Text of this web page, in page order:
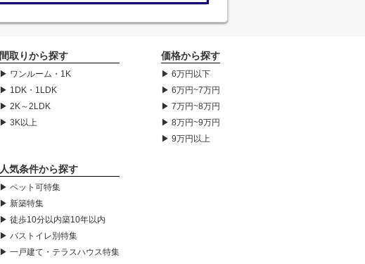
間取りから探す
▶ ワンルーム・1K
▶ 1DK・1LDK
▶ 2K～2LDK
▶ 3K以上
人気条件から探す
▶ ペット可特集
▶ 新築特集
▶ 徒歩10分以内築10年以内
▶ バストイレ別特集
▶ 一戸建て・テラスハウス特集
価格から探す
▶ 6万円以下
▶ 6万円~7万円
▶ 7万円~8万円
▶ 8万円~9万円
▶ 9万円以上